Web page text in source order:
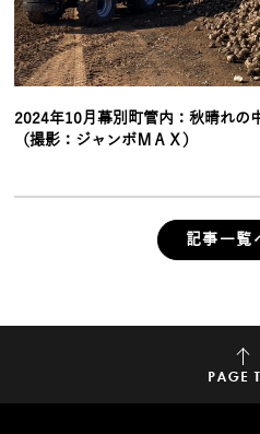
2024年10月幕別町管内：秋晴れの
（撮影：ジャンボＭＡＸ）
記事一